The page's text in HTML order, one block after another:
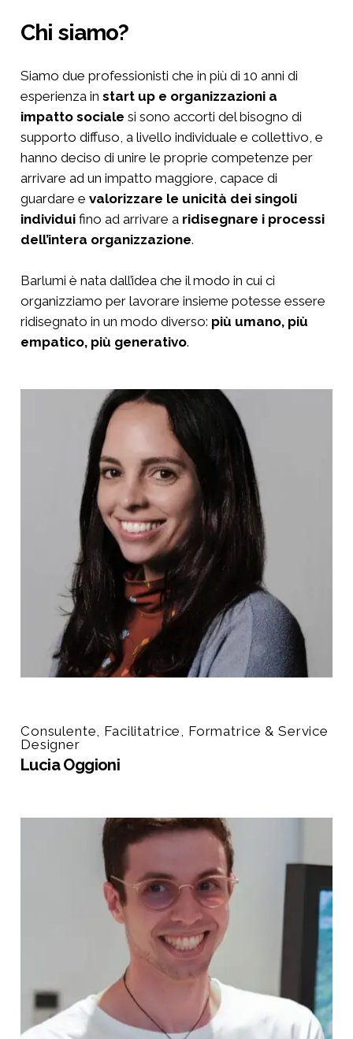
Chi siamo?
Siamo due professionisti che in più di 10 anni di
esperienza in start up e organizzazioni a
impatto sociale si sono accorti del bisogno di
supporto diffuso, a livello individuale e collettivo, e
hanno deciso di unire le proprie competenze per
arrivare ad un impatto maggiore, capace di
guardare e valorizzare le unicità dei singoli
individuifino ad arrivare a ridisegnare i processi
dell’intera organizzazione.
Barlumi è nata dall’idea che il modo in cui ci
organizziamo per lavorare insieme potesse essere
ridisegnato in un modo diverso: più umano, più
empatico, più generativo.
Consulente, Facilitatrice, Formatrice & Service
Designer
Lucia Oggioni